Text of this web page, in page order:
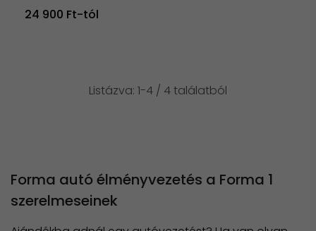
24 900 Ft-tól
Listázva: 1-4 / 4 találatból
Forma autó élményvezetés a Forma 1
szerelmeseinek